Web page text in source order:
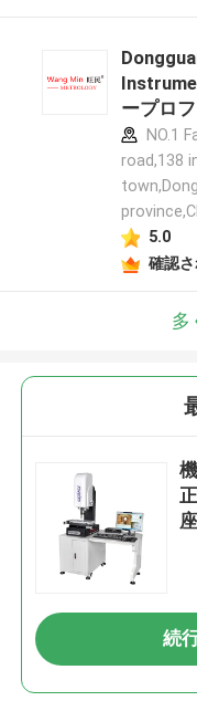
ープロ
NO.1
road,138
5.0
確認
多
続